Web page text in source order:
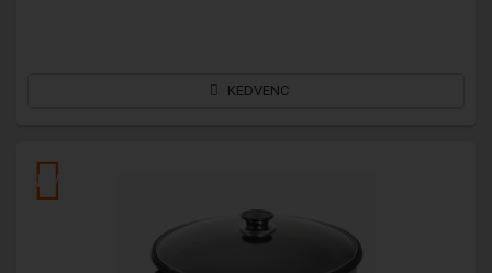
KEDVENC
NEW